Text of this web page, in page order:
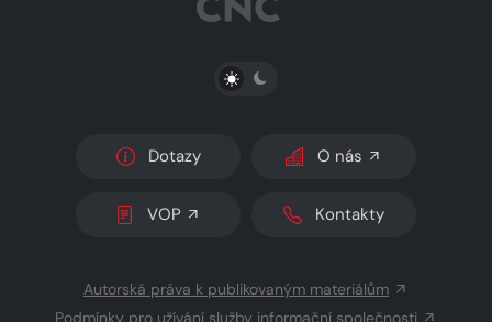
PŘEPNOUT SVĚTLÝ/TMAVÝ REŽIM
Dotazy O nás
VOP Kontakty
Autorská práva k publikovaným materiálům
Podmínky pro užívání služby informační společnosti